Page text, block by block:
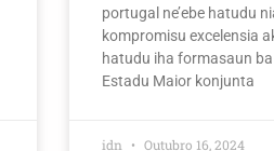
portugal ne’ebe hatudu
kompromisu excelensia
hatudu iha formasaun
Estadu Maior konjunta
idn Outubro 16, 2024